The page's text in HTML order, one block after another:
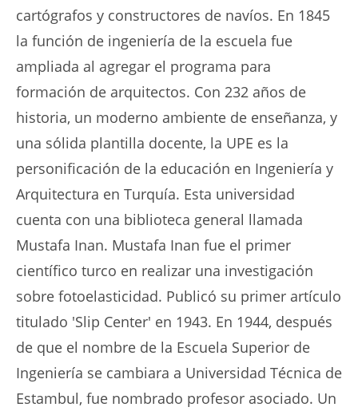
cartógrafos y constructores de navíos. En 1845
la función de ingeniería de la escuela fue
ampliada al agregar el programa para
formación de arquitectos. Con 232 años de
historia, un moderno ambiente de enseñanza, y
una sólida plantilla docente, la UPE es la
personificación de la educación en Ingeniería y
Arquitectura en Turquía. Esta universidad
cuenta con una biblioteca general llamada
Mustafa Inan. Mustafa Inan fue el primer
científico turco en realizar una investigación
sobre fotoelasticidad. Publicó su primer artículo
titulado 'Slip Center' en 1943. En 1944, después
de que el nombre de la Escuela Superior de
Ingeniería se cambiara a Universidad Técnica de
Estambul, fue nombrado profesor asociado. Un